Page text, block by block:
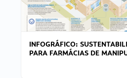
INFOGRÁFICO:
PARA FARMÁCIAS DE